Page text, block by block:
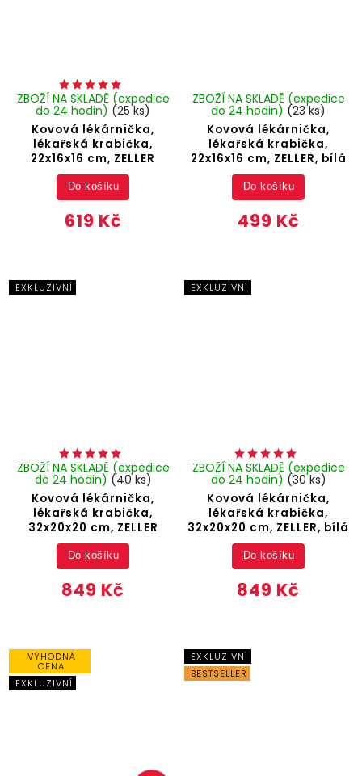
Kovová lékárnička,
lékařská krabička,
22x16x16 cm, ZELLER
ZBOŽÍ NA SKLADĚ (expedice
do 24 hodin) (25 ks)
619 Kč
Do košíku
Kovová lékárnička,
lékařská krabička,
22x16x16 cm, ZELLER, bílá
ZBOŽÍ NA SKLADĚ (expedice
do 24 hodin) (23 ks)
499 Kč
Do košíku
EXKLUZIVNÍ
Kovová lékárnička,
lékařská krabička,
32x20x20 cm, ZELLER
ZBOŽÍ NA SKLADĚ (expedice
do 24 hodin) (40 ks)
849 Kč
Do košíku
EXKLUZIVNÍ
Kovová lékárnička,
lékařská krabička,
32x20x20 cm, ZELLER, bílá
ZBOŽÍ NA SKLADĚ (expedice
do 24 hodin) (30 ks)
849 Kč
Do košíku
VÝHODNÁ
CENA
EXKLUZIVNÍ
EXKLUZIVNÍ
BESTSELLER